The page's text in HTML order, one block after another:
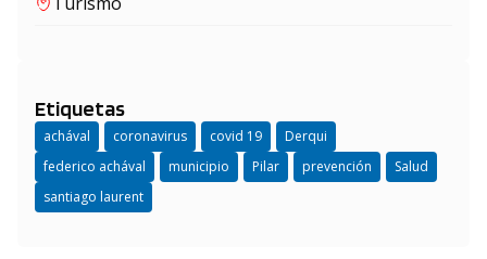
Etiquetas
achával coronavirus covid 19
Derqui
federico achával
municipio Pilar prevención
Salud
santiago laurent